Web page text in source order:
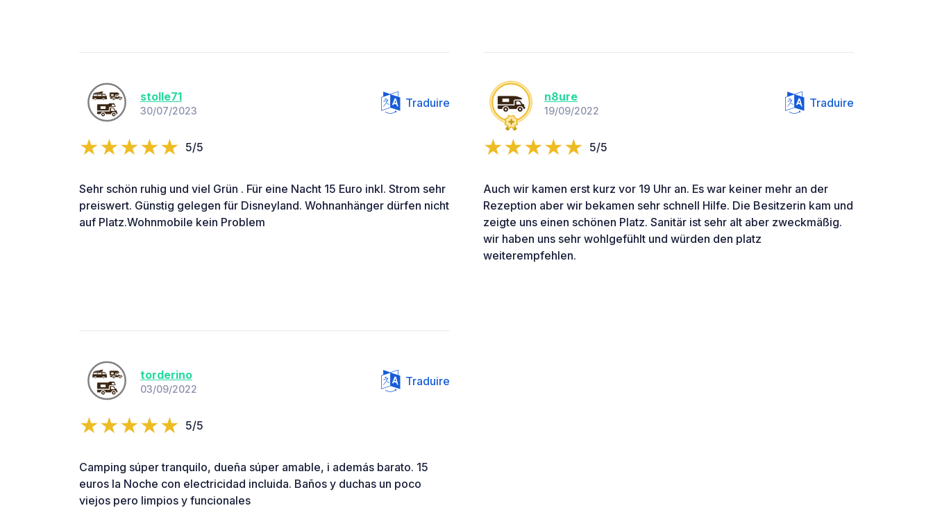
stolle71
30/07/2023
Traduire
5/5
Sehr schön ruhig und viel Grün . Für eine Nacht 15 Euro inkl. Strom sehr
preiswert. Günstig gelegen für Disneyland. Wohnanhänger dürfen nicht
auf Platz.Wohnmobile kein Problem
n8ure
19/09/2022
Traduire
5/5
Auch wir kamen erst kurz vor 19 Uhr an. Es war keiner mehr an der
Rezeption aber wir bekamen sehr schnell Hilfe. Die Besitzerin kam und
zeigte uns einen schönen Platz. Sanitär ist sehr alt aber zweckmäßig.
wir haben uns sehr wohlgefühlt und würden den platz
weiterempfehlen.
torderino
03/09/2022
Traduire
5/5
Camping súper tranquilo, dueña súper amable, i además barato. 15
euros la Noche con electricidad incluida. Baños y duchas un poco
viejos pero limpios y funcionales